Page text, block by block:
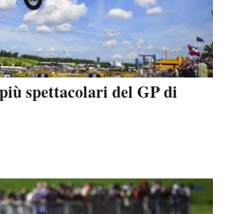
spettacolari del GP di